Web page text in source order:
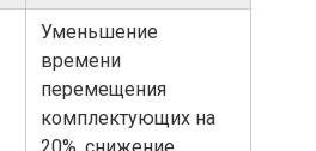
Уменьшение
времени
перемещения
комплектующих на